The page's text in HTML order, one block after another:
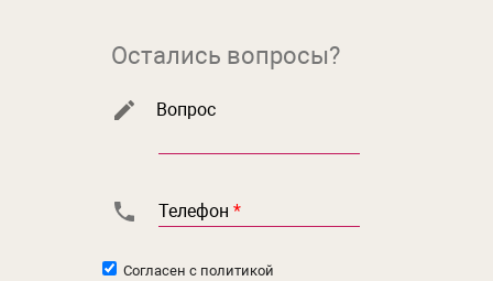
Остались вопросы?
Вопрос
Телефон *
Согласен с политикой